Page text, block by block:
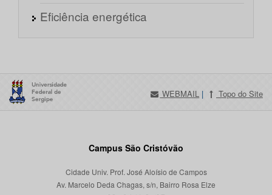
Eficiência energética
WEBMAIL | Topo do Site
Campus São Cristóvão
Cidade Univ. Prof. José Aloísio de Campos
Av. Marcelo Deda Chagas, s/n, Bairro Rosa Elze